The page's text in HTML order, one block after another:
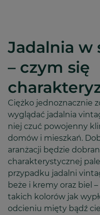
Jadalnia w
– czym się
Ciężko jednoznacznie
wyglądać jadalnia
niej czuć powojenny
domów i mieszkań.
aranżacji będzie
charakterystycznej
przypadku jadalni
beże i kremy oraz biel
takich kolorów jak
odcieniu mięty bądź